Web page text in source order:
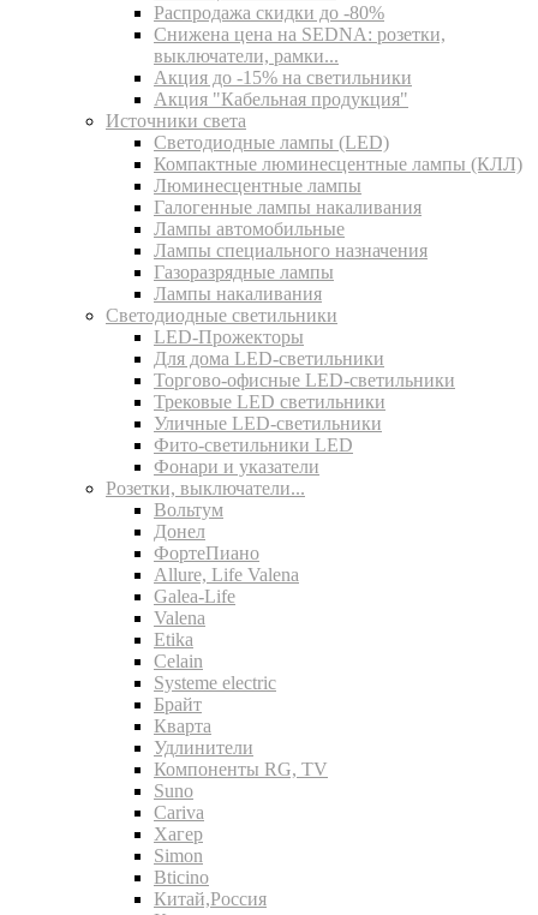
Распродажа скидки до -80%
Cнижена цена на SEDNA: розетки,
выключатели, рамки...
Акция до -15% на светильники
Акция "Кабельная продукция"
Источники света
Светодиодные лампы (LED)
Компактные люминесцентные лампы (КЛЛ)
Люминесцентные лампы
Галогенные лампы накаливания
Лампы автомобильные
Лампы специального назначения
Газоразрядные лампы
Лампы накаливания
Светодиодные светильники
LED-Прожекторы
Для дома LED-светильники
Торгово-офисные LED-светильники
Трековые LED светильники
Уличные LED-светильники
Фито-светильники LED
Фонари и указатели
Розетки, выключатели...
Вольтум
Донел
ФортеПиано
Allure, Life Valena
Galea-Life
Valena
Etika
Celain
Systeme electric
Брайт
Кварта
Удлинители
Компоненты RG, TV
Suno
Cariva
Хагер
Simon
Bticino
Китай,Россия